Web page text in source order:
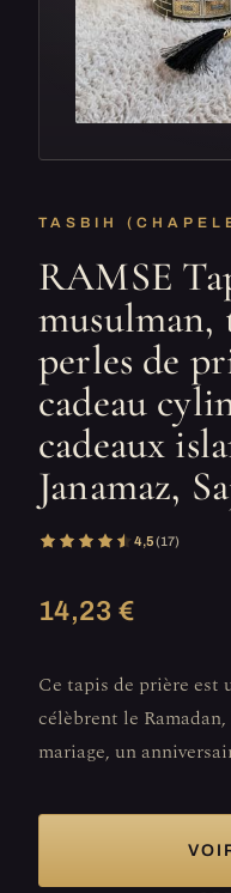
TASBIH
RAMSE
musulman,
perles de
cadeau
cadeaux
Janamaz,
4,5(17)
14,23 €
Ce tapis de prière est
célèbrent le
mariage, un